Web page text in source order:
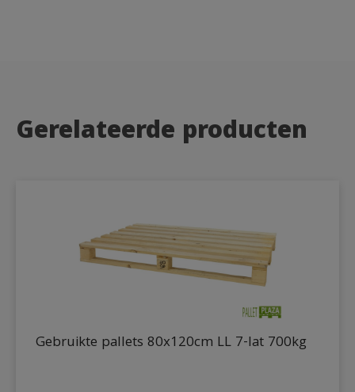
Gerelateerde producten
Gebruikte pallets 80x120cm LL 7-lat 700kg